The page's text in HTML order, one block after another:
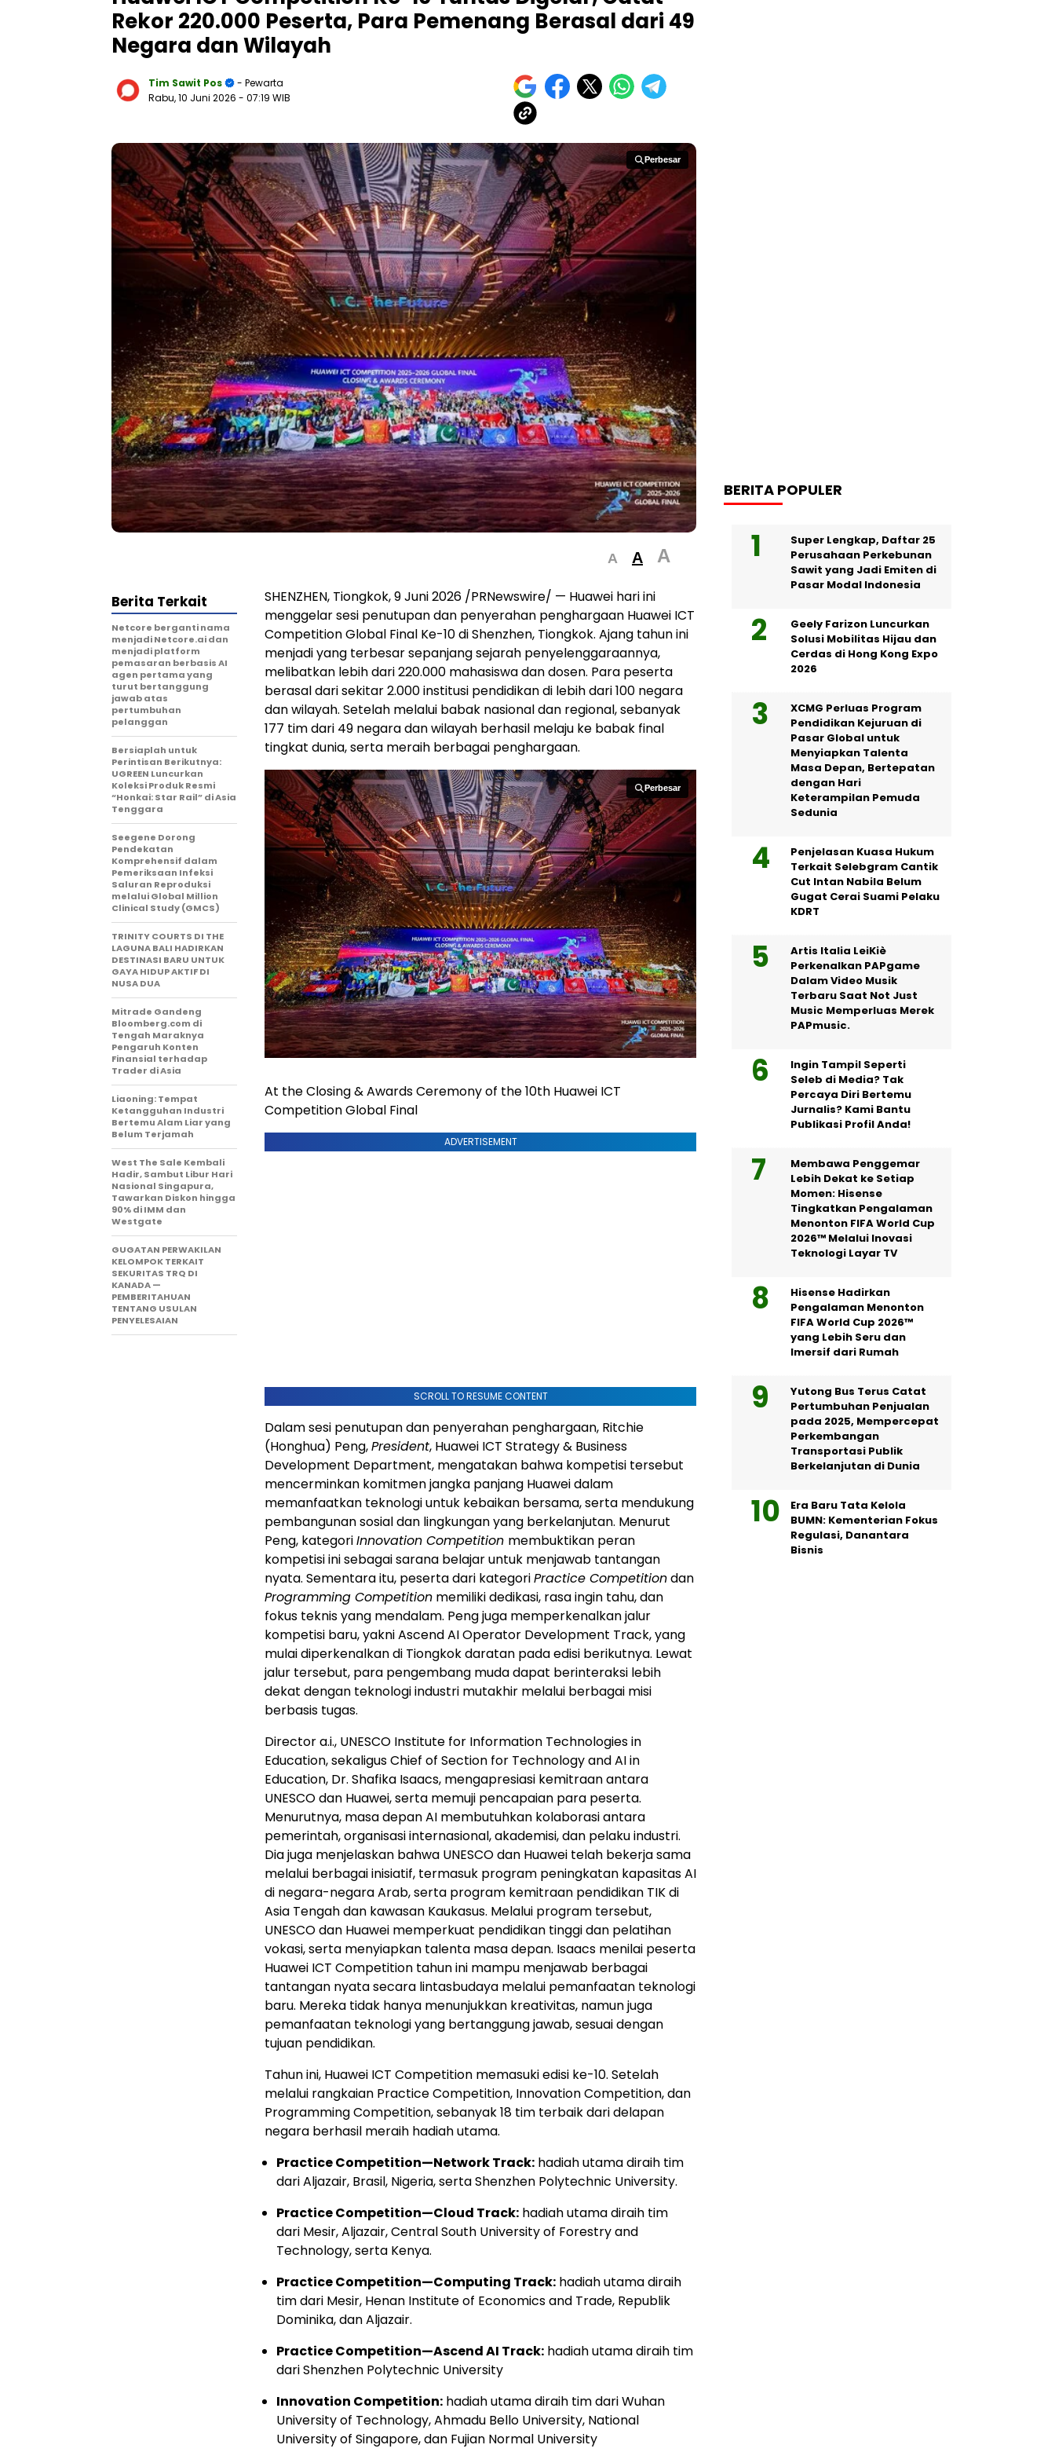
Rekor 220.000 Peserta, Para Pemenang Berasal dari 49
Negara dan Wilayah
Tim Sawit Pos
- Pewarta
Rabu, 10 Juni 2026 - 07:19 WIB
Perbesar
Perbesar
A A A
SHENZHEN, Tiongkok, 9 Juni 2026 /PRNewswire/ — Huawei hari ini
menggelar sesi penutupan dan penyerahan penghargaan Huawei ICT
Competition Global Final Ke-10 di Shenzhen, Tiongkok. Ajang tahun ini
menjadi yang terbesar sepanjang sejarah penyelenggaraannya,
melibatkan lebih dari 220.000 mahasiswa dan dosen. Para peserta
berasal dari sekitar 2.000 institusi pendidikan di lebih dari 100 negara
dan wilayah. Setelah melalui babak nasional dan regional, sebanyak
177 tim dari 49 negara dan wilayah berhasil melaju ke babak final
tingkat dunia, serta meraih berbagai penghargaan.
Perbesar
Perbesar
At the Closing & Awards Ceremony of the 10th Huawei ICT
Competition Global Final
ADVERTISEMENT
SCROLL TO RESUME CONTENT
Dalam sesi penutupan dan penyerahan penghargaan, Ritchie
(Honghua) Peng,President, Huawei ICT Strategy & Business
Development Department, mengatakan bahwa kompetisi tersebut
mencerminkan komitmen jangka panjang Huawei dalam
memanfaatkan teknologi untuk kebaikan bersama, serta mendukung
pembangunan sosial dan lingkungan yang berkelanjutan. Menurut
Peng, kategoriInnovation Competition membuktikan peran
kompetisi ini sebagai sarana belajar untuk menjawab tantangan
nyata. Sementara itu, peserta dari kategoriPractice Competitiondan
Programming Competition memiliki dedikasi, rasa ingin tahu, dan
fokus teknis yang mendalam. Peng juga memperkenalkan jalur
kompetisi baru, yakni Ascend AI Operator Development Track, yang
mulai diperkenalkan di Tiongkok daratan pada edisi berikutnya. Lewat
jalur tersebut, para pengembang muda dapat berinteraksi lebih
dekat dengan teknologi industri mutakhir melalui berbagai misi
berbasis tugas.
Director a.i., UNESCO Institute for Information Technologies in
Education, sekaligus Chief of Section for Technology and AI in
Education, Dr. Shafika Isaacs, mengapresiasi kemitraan antara
UNESCO dan Huawei, serta memuji pencapaian para peserta.
Menurutnya, masa depan AI membutuhkan kolaborasi antara
pemerintah, organisasi internasional, akademisi, dan pelaku industri.
Dia juga menjelaskan bahwa UNESCO dan Huawei telah bekerja sama
melalui berbagai inisiatif, termasuk program peningkatan kapasitas AI
di negara-negara Arab, serta program kemitraan pendidikan TIK di
Asia Tengah dan kawasan Kaukasus. Melalui program tersebut,
UNESCO dan Huawei memperkuat pendidikan tinggi dan pelatihan
vokasi, serta menyiapkan talenta masa depan. Isaacs menilai peserta
Huawei ICT Competition tahun ini mampu menjawab berbagai
tantangan nyata secara lintasbudaya melalui pemanfaatan teknologi
baru. Mereka tidak hanya menunjukkan kreativitas, namun juga
pemanfaatan teknologi yang bertanggung jawab, sesuai dengan
tujuan pendidikan.
Tahun ini, Huawei ICT Competition memasuki edisi ke-10. Setelah
melalui rangkaian Practice Competition, Innovation Competition, dan
Programming Competition, sebanyak 18 tim terbaik dari delapan
negara berhasil meraih hadiah utama.
Practice Competition—Network Track: hadiah utama diraih tim
dari Aljazair, Brasil, Nigeria, serta Shenzhen Polytechnic University.
Practice Competition—Cloud Track: hadiah utama diraih tim
dari Mesir, Aljazair, Central South University of Forestry and
Technology, serta Kenya.
Practice Competition—Computing Track: hadiah utama diraih
tim dari Mesir, Henan Institute of Economics and Trade, Republik
Dominika, dan Aljazair.
Practice Competition—Ascend AI Track: hadiah utama diraih tim
dari Shenzhen Polytechnic University
Innovation Competition: hadiah utama diraih tim dari Wuhan
University of Technology, Ahmadu Bello University, National
University of Singapore, dan Fujian Normal University
Berita Terkait
Netcore berganti nama
menjadi Netcore.ai dan
menjadi platform
pemasaran berbasis AI
agen pertama yang
turut bertanggung
jawab atas
pertumbuhan
pelanggan
Bersiaplah untuk
Perintisan Berikutnya:
UGREEN Luncurkan
Koleksi Produk Resmi
“Honkai: Star Rail” di Asia
Tenggara
Seegene Dorong
Pendekatan
Komprehensif dalam
Pemeriksaan Infeksi
Saluran Reproduksi
melalui Global Million
Clinical Study (GMCS)
TRINITY COURTS DI THE
LAGUNA BALI HADIRKAN
DESTINASI BARU UNTUK
GAYA HIDUP AKTIF DI
NUSA DUA
Mitrade Gandeng
Bloomberg.com di
Tengah Maraknya
Pengaruh Konten
Finansial terhadap
Trader di Asia
Liaoning: Tempat
Ketangguhan Industri
Bertemu Alam Liar yang
Belum Terjamah
West The Sale Kembali
Hadir, Sambut Libur Hari
Nasional Singapura,
Tawarkan Diskon hingga
90% di IMM dan
Westgate
GUGATAN PERWAKILAN
KELOMPOK TERKAIT
SEKURITAS TRQ DI
KANADA —
PEMBERITAHUAN
TENTANG USULAN
PENYELESAIAN
BERITA POPULER
Super Lengkap, Daftar 25
Perusahaan Perkebunan
Sawit yang Jadi Emiten di
Pasar Modal Indonesia
Geely Farizon Luncurkan
Solusi Mobilitas Hijau dan
Cerdas di Hong Kong Expo
2026
XCMG Perluas Program
Pendidikan Kejuruan di
Pasar Global untuk
Menyiapkan Talenta
Masa Depan, Bertepatan
dengan Hari
Keterampilan Pemuda
Sedunia
Penjelasan Kuasa Hukum
Terkait Selebgram Cantik
Cut Intan Nabila Belum
Gugat Cerai Suami Pelaku
KDRT
Artis Italia LeiKiè
Perkenalkan PAPgame
Dalam Video Musik
Terbaru Saat Not Just
Music Memperluas Merek
PAPmusic.
Ingin Tampil Seperti
Seleb di Media? Tak
Percaya Diri Bertemu
Jurnalis? Kami Bantu
Publikasi Profil Anda!
Membawa Penggemar
Lebih Dekat ke Setiap
Momen: Hisense
Tingkatkan Pengalaman
Menonton FIFA World Cup
2026™ Melalui Inovasi
Teknologi Layar TV
Hisense Hadirkan
Pengalaman Menonton
FIFA World Cup 2026™
yang Lebih Seru dan
Imersif dari Rumah
Yutong Bus Terus Catat
Pertumbuhan Penjualan
pada 2025, Mempercepat
Perkembangan
Transportasi Publik
Berkelanjutan di Dunia
Era Baru Tata Kelola
BUMN: Kementerian Fokus
Regulasi, Danantara
Bisnis